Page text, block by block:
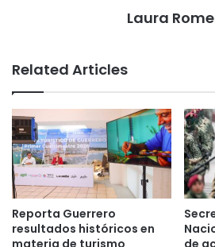
Laura
Related Articles
Reporta Guerrero
resultados históricos en